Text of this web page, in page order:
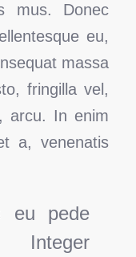
mus. Donec
eu,
massa
fringilla vel,
arcu. In enim
a, venenatis
eu pede
Integer